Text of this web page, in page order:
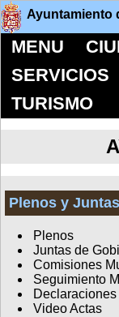
Ayuntamiento
MENU
SERVICIOS
TURISMO
Plenos y
Plenos
Juntas de
Comisiones
Seguimiento
Video Actas